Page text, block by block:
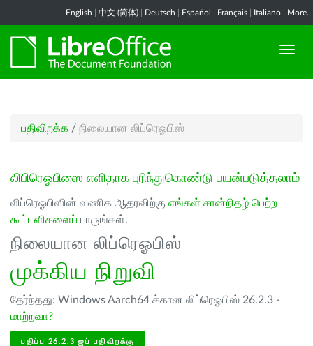
English 中文 (简体) Deutsch Español Français Italiano More...
பதிவிறக்க / நிலையான லிப்ரெஓபிஸ்
லிபிரெஓபிஸை எளிதாக புரிந்துகொண்டு பயன்படுத்தலாம்
லிப்ரெஓபிஸின் வணிக ஆதரவிற்கு எங்கள் சான்றிதழ் பெற்ற
கூட்டளிகளைப் பாருங்கள்.
நிலையான லிப்ரெஓபிஸ்
முக்கிய நிறுவி
தேர்ந்தது: Windows Aarch64 க்கான லிப்ரெஓபிஸ் 26.2.3 -
மாற்றவா?
பதிப்பு 26.2.3 ஐப் பதிவிறக்கு